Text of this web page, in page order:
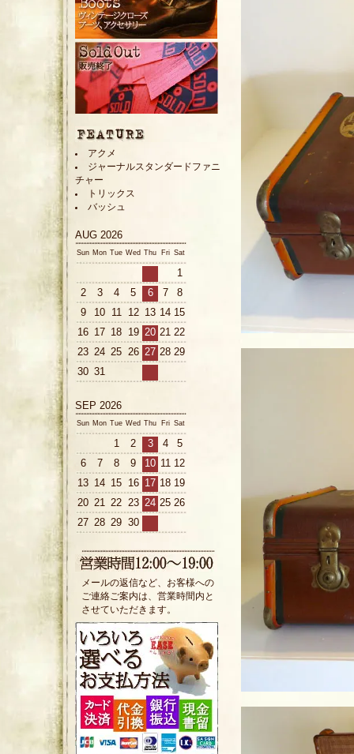
アクメ
ジャーナルスタンダードファニ
チャー
トリックス
バッシュ
AUG 2026
Sun Mon Tue Wed Thu Fri Sat
1
2
3 4 5 6 7
8
9
10 11 12 13 14 15
16 17 18 19 20 21 22
23 24 25 26 27 28 29
30 31
SEP 2026
Sun Mon Tue Wed Thu Fri Sat
1 2 3 4
5
6
7 8 9 10 11 12
13 14 15 16 17 18 19
20 21 22 23 24 25 26
27 28 29 30
メールの返信など、お客様への
ご連絡ご案内は、営業時間内と
させていただきます。